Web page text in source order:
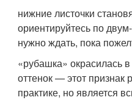
нижние листочки
ориентируйтесь по
нужно ждать, пока
«рубашка» окрасилась
оттенок — этот признак
практике, но является